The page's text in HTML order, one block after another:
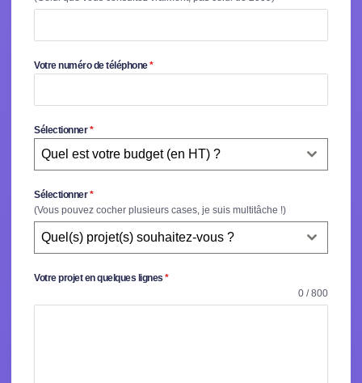
Votre numéro de téléphone*
Sélectionner*
Quel est votre budget (en HT) ?
Sélectionner*
(Vous pouvez cocher plusieurs cases, je suis multitâche !)
Quel(s) projet(s) souhaitez-vous ?
Votre projet en quelques lignes *
0 / 800